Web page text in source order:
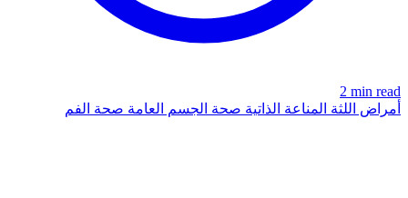
2 min read
أمراض اللثة المناعة الذاتية صحة الجسم العامة صحة الفم